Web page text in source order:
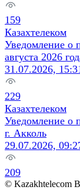
159
Казахтелеком
Уведомление о
августа 2026
31.07.2026,
229
Казахтелеком
Уведомление о
г. Акколь
29.07.2026,
209
© Kazakhtelecom